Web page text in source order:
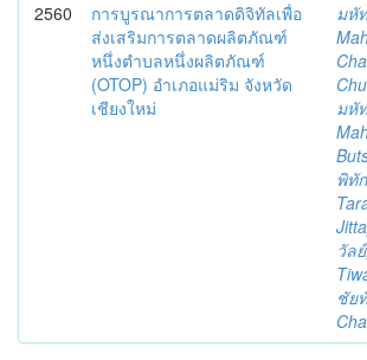
2560
การบูรณาการตลาดดิจิทัลเพื่อ
ส่งเสริมการตลาดผลิตภัณฑ์
หนึ่งตำบลหนึ่งผลิตภัณฑ์
(OTOP) อำเภอแม่ริม จังหวัด
เชียงใหม่
มหั
มหั
พิทั
วัลย์
ชัย